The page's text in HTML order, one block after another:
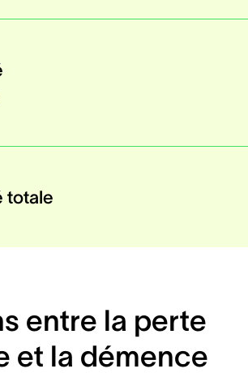
totale
entre la perte
et la démence